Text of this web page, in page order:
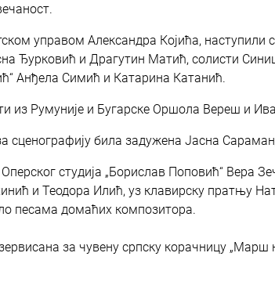
управом Александра Којића, наступили
Ђурковић и Драгутин Матић, солисти
Анђела Симић и Катарина Катанић.
из Румуније и Бугарске Оршола Вереш и
сценографију била задужена Јасна
студија „Борислав Поповић“ Вера
и Теодора Илић, уз клавирску пратњу
песама домаћих композитора.
за чувену српску корачницу „Марш